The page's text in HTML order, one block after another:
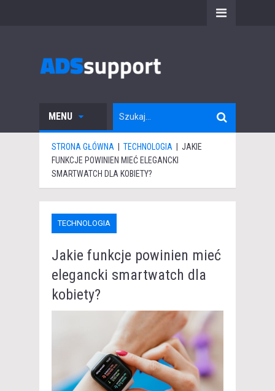
MENU
STRONA GŁÓWNA TECHNOLOGIA
JAKIE
FUNKCJE POWINIEN MIEĆ ELEGANCKI
SMARTWATCH DLA KOBIETY?
TECHNOLOGIA
Jakie funkcje powinien mieć
elegancki smartwatch dla
kobiety?